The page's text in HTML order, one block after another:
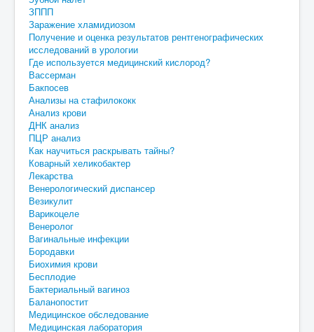
ЗППП
Заражение хламидиозом
Получение и оценка результатов рентгенографических
исследований в урологии
Где используется медицинский кислород?
Вассерман
Бакпосев
Анализы на стафилококк
Анализ крови
ДНК анализ
ПЦР анализ
Как научиться раскрывать тайны?
Коварный хеликобактер
Лекарства
Венерологический диспансер
Везикулит
Варикоцеле
Венеролог
Вагинальные инфекции
Бородавки
Биохимия крови
Бесплодие
Бактериальный вагиноз
Баланопостит
Медицинское обследование
Медицинская лаборатория